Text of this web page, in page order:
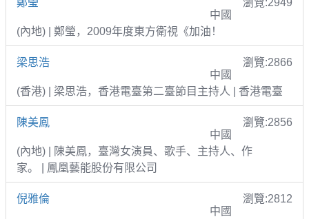
中國
(內地) | 鄭瑩，2009年度東方衛視《加油！
梁思浩
瀏覽:2866
中國
(香港) | 梁思浩，香港電臺第二臺節目主持人 | 香港電臺
陳美鳳
瀏覽:2856
中國
(內地) | 陳美鳳，臺灣女演員、歌手、主持人、作
家。 | 鳳凰藝能股份有限公司
倪雅倫
瀏覽:2812
中國